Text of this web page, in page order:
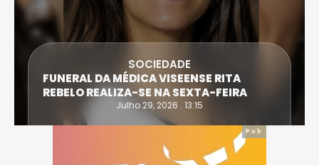
SOCIEDADE
FUNERAL DA MÉDICA VISEENSE RITA
REBELO REALIZA-SE NA SEXTA-FEIRA
Julho 29, 2026 . 13:15
Pub